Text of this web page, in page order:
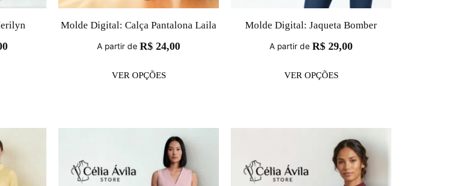
Molde Digital: Calça Pantalona Laila
A partir de R$ 24,00
VER OPÇÕES
Molde Digital: Jaqueta Bomber
A partir de R$ 29,00
VER OPÇÕES